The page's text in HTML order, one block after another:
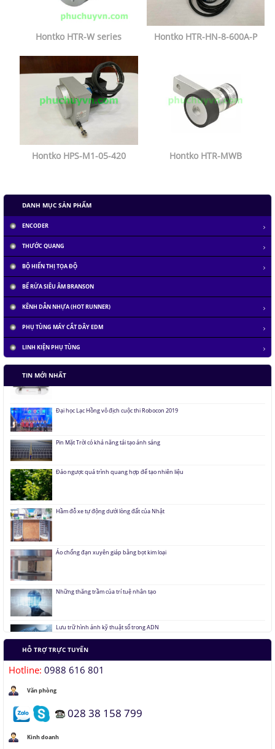
Hontko HTR-W series Hontko HTR-HN-8-600A-P
Hontko HPS-M1-05-420 Hontko HTR-MWB
DANH MỤC SẢN PHẨM
ENCODER
THƯỚC QUANG
BỘ HIỂN THỊ TỌA ĐỘ
BỂ RỬA SIÊU ÂM BRANSON
KÊNH DẪN NHỰA (HOT RUNNER)
PHỤ TÙNG MÁY CẮT DÂY EDM
LINH KIỆN PHỤ TÙNG
TIN MỚI NHẤT
Tàu siêu tốc chạy liên thành phố tốc độ 1.000 km/h
Đại học Lạc Hồng vô địch cuộc thi Robocon 2019
Đảo ngược quá trình quang hợp để tạo nhiên liệu
HỖ TRỢ TRỰC TUYẾN
Hotline: 0988 616 801
Văn phòng
028 38 158 799
Kinh doanh